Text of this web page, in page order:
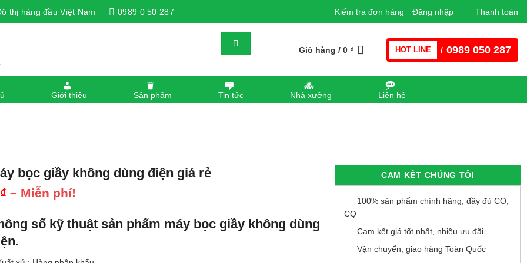
thị hàng đầu Việt Nam 0989 0 50 287 Kiểm tra đơn hàng Đăng nhập Thanh toán
Giỏ hàng / 0 ₫ HOT LINE / 0989 050 287
Giới thiệu Sản phẩm Tin tức Nhà xưởng Liên hệ
bọc giầy không dùng điện giá rẻ
₫ – Miễn phí!
1 ₫
số kỹ thuật sản phẩm máy bọc giầy không dùng
CAM KẾT CHÚNG TÔI
100% sản phẩm chính hãng, đầy đủ CO,
CQ
Cam kết giá tốt nhất, nhiều ưu đãi
Vận chuyển, giao hàng Toàn Quốc